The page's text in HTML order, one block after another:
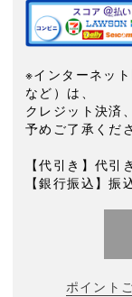
※インターネッ
など）は、
クレジット決済
予めご了承くだ
【代引き】代引
【銀行振込】振
ポイント